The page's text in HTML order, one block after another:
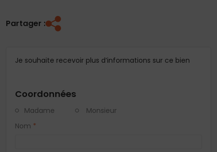
Partager :
Je souhaite recevoir plus d’informations sur ce bien
Coordonnées
Madame
Monsieur
Nom *